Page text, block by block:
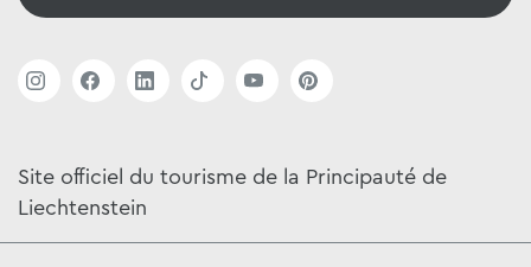
Site officiel du tourisme de la Principauté de
Liechtenstein